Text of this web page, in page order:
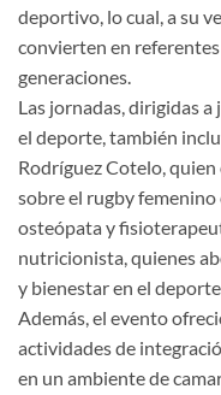
deportivo, lo cual, a su
convierten en
generaciones.
Las jornadas, dirigidas
el deporte, también
Rodríguez Cotelo,
sobre el rugby femenino
osteópata y
nutricionista, quienes
y bienestar en el
Además, el evento
actividades de
en un ambiente de